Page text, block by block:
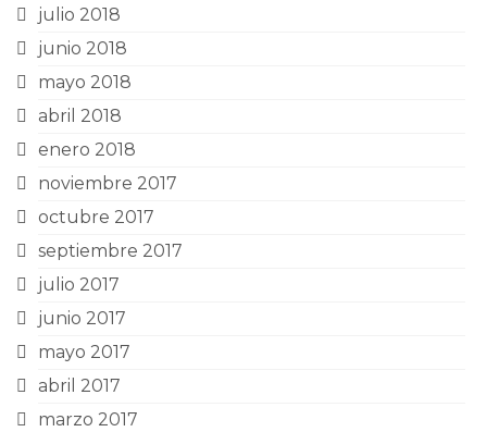
julio 2018
junio 2018
mayo 2018
abril 2018
enero 2018
noviembre 2017
octubre 2017
septiembre 2017
julio 2017
junio 2017
mayo 2017
abril 2017
marzo 2017